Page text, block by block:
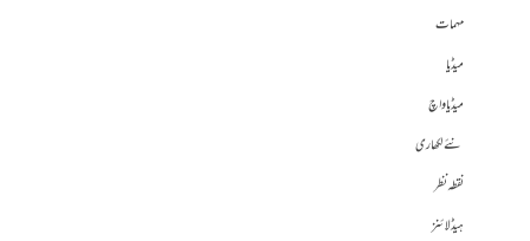
مہمات
میڈیا
میڈیا واچ
نئے لکھاری
نقطہ نظر
ہیڈلائنز